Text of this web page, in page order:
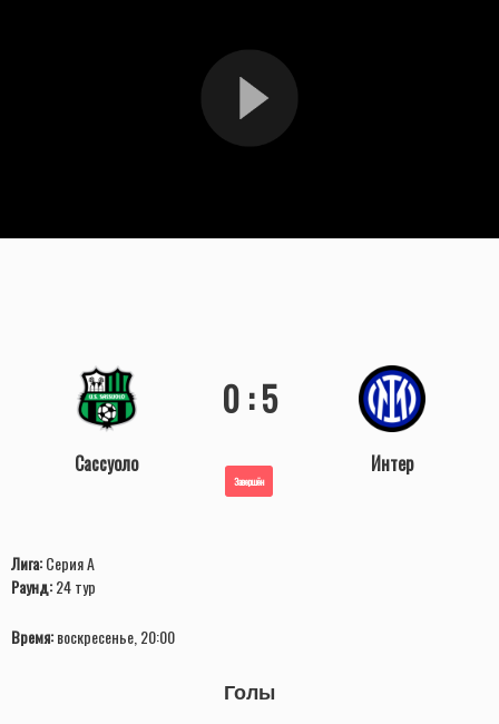
Сассуоло
0 : 5
Завершён
Интер
Лига:Серия А
Раунд:24 тур
Время:воскресенье, 20:00
Голы